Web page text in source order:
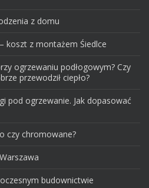
z domu
koszt z montażem Śiedlce
ogrzewaniu podłogowym? Czy
przewodził ciepło?
pod ogrzewanie. Jak dopasować
czy chromowane?
budownictwie